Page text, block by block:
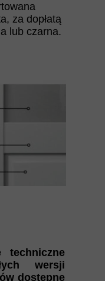
za dopłatą
lub czarna.
techniczne
wersji
dostępne